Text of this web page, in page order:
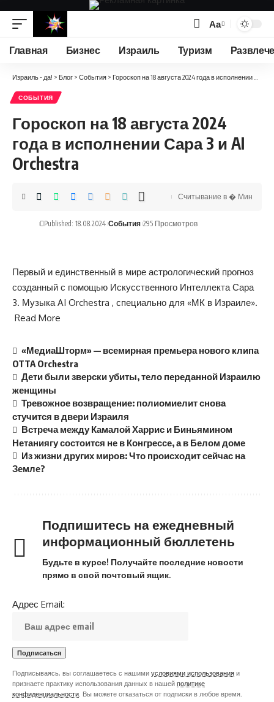
Изменение
размера
Аа
Главная Бизнес Израиль Туризм
Израиль - да! > Блог > События > Гороскоп на 18 августа 2024 года в исполнении Сара 3 и AI Orchestra
СОБЫТИЯ
Гороскоп на 18 августа 2024
года в исполнении Сара 3 и AI
Orchestra
Published: 18.08.2024 События 295 Просмотров
Считывание в � Мин
Первый и единственный в мире астрологический прогноз
созданный с помощью Искусственного Интеллекта Сара
3. Музыка AI Orchestra , специально для «МК в Израиле».
Read More
«МедиаШторм» — всемирная премьера нового клипа
OTTA Orchestra
Дети были зверски убиты, тело переданной Израилю
женщины
Тревожное возвращение: полиомиелит снова
стучится в двери Израиля
Встреча между Камалой Харрис и Биньямином
Нетаниягу состоится не в Конгрессе, а в Белом доме
Из жизни других миров: Что происходит сейчас на
Земле?
Подпишитесь на ежедневный
информационный бюллетень
Будьте в курсе! Получайте последние новости
прямо в свой почтовый ящик.
Адрес Email:
Подписываясь, вы соглашаетесь с нашими условиями использования и
признаете практику использования данных в нашей политике
конфиденциальности . Вы можете отказаться от подписки в любое время.